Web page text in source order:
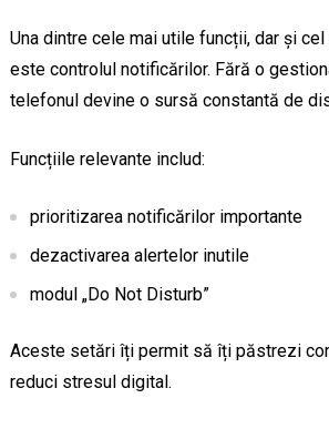
Una dintre cele mai utile funcții, dar și
este controlul notificărilor. Fără o
telefonul devine o sursă constantă de
Funcțiile relevante includ:
prioritizarea notificărilor importante
dezactivarea alertelor inutile
modul „Do Not Disturb”
Aceste setări îți permit să îți păstrezi
reduci stresul digital.